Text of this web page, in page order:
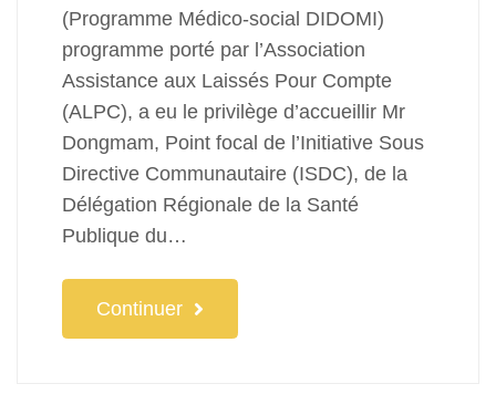
(Programme Médico-social DIDOMI)
programme porté par l’Association
Assistance aux Laissés Pour Compte
(ALPC), a eu le privilège d’accueillir Mr
Dongmam, Point focal de l’Initiative Sous
Directive Communautaire (ISDC), de la
Délégation Régionale de la Santé
Publique du…
Continuer